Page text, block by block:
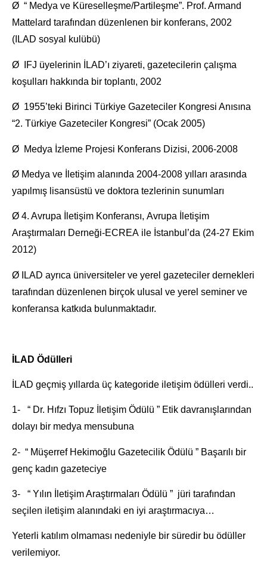
Ø “ Medya ve Küreselleşme/Partileşme”. Prof. Armand
Mattelard tarafından düzenlenen bir konferans, 2002
(ILAD sosyal kulübü)
Ø IFJ üyelerinin İLAD’ı ziyareti, gazetecilerin çalışma
koşulları hakkında bir toplantı, 2002
Ø 1955’teki Birinci Türkiye Gazeteciler Kongresi Anısına
“2. Türkiye Gazeteciler Kongresi” (Ocak 2005)
Ø Medya İzleme Projesi Konferans Dizisi, 2006-2008
Ø Medya ve İletişim alanında 2004-2008 yılları arasında
yapılmış lisansüstü ve doktora tezlerinin sunumları
Ø 4. Avrupa İletişim Konferansı, Avrupa İletişim
Araştırmaları Derneği-ECREA ile İstanbul’da (24-27 Ekim
2012)
Ø ILAD ayrıca üniversiteler ve yerel gazeteciler dernekleri
tarafından düzenlenen birçok ulusal ve yerel seminer ve
konferansa katkıda bulunmaktadır.
İLAD Ödülleri
İLAD geçmiş yıllarda üç kategoride iletişim ödülleri verdi..
1- “ Dr. Hıfzı Topuz İletişim Ödülü ” Etik davranışlarından
dolayı bir medya mensubuna
2- “ Müşerref Hekimoğlu Gazetecilik Ödülü ” Başarılı bir
genç kadın gazeteciye
3- “ Yılın İletişim Araştırmaları Ödülü ” jüri tarafından
seçilen iletişim alanındaki en iyi araştırmacıya…
Yeterli katılım olmaması nedeniyle bir süredir bu ödüller
verilemiyor.